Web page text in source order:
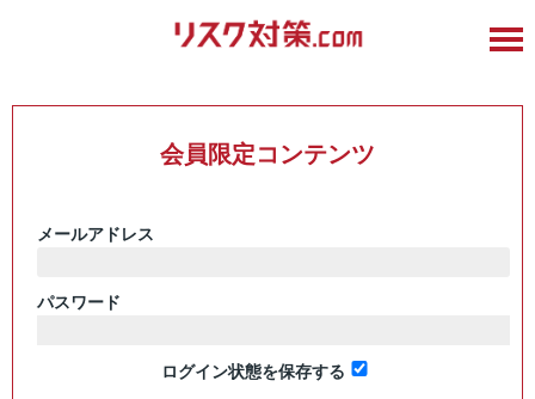
会員限定コンテンツ
メールアドレス
パスワード
ログイン状態を保存する